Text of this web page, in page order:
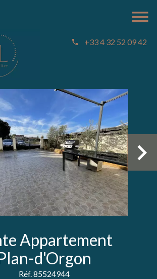
+33 4 32 52 09 42
Appartement
d'Orgon
Réf. 85524944